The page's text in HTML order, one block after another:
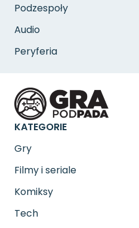
Podzespoły
Audio
Peryferia
KATEGORIE
Gry
Filmy i seriale
Komiksy
Tech